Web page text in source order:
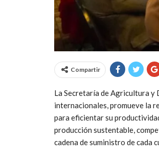
Compartir
La Secretaría de Agricultura y
internacionales, promueve la
para eficientar su
producción sustentable,
cadena de suministro de cada